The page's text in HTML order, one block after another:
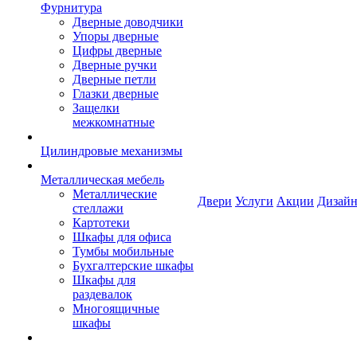
Фурнитура
Дверные доводчики
Упоры дверные
Цифры дверные
Дверные ручки
Дверные петли
Глазки дверные
Защелки
межкомнатные
Цилиндровые механизмы
Металлическая мебель
Металлические
стеллажи
Картотеки
Шкафы для офиса
Тумбы мобильные
Бухгалтерские шкафы
Шкафы для
раздевалок
Многоящичные
шкафы
Двери Услуги Акции